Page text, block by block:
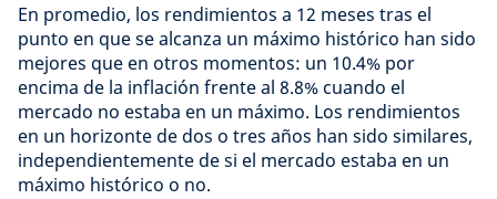
En promedio, los rendimientos a 12 meses tras el
punto en que se alcanza un máximo histórico han sido
mejores que en otros momentos: un 10.4% por
encima de la inflación frente al 8.8% cuando el
mercado no estaba en un máximo. Los rendimientos
en un horizonte de dos o tres años han sido similares,
independientemente de si el mercado estaba en un
máximo histórico o no.